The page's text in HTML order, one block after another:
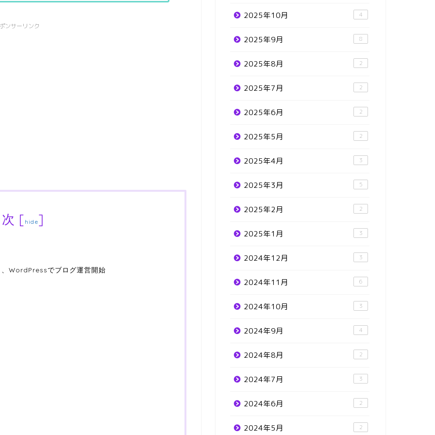
ンサーリンク
[ hide]
WordPressでブログ運営開始
2025年10月 4
2025年9月 8
2025年8月 2
2025年7月 2
2025年6月 2
2025年5月 2
2025年4月 3
2025年3月 5
2025年2月 2
2025年1月 3
2024年12月 3
2024年11月 6
2024年10月 3
2024年9月 4
2024年8月 2
2024年7月 3
2024年6月 2
2024年5月 2